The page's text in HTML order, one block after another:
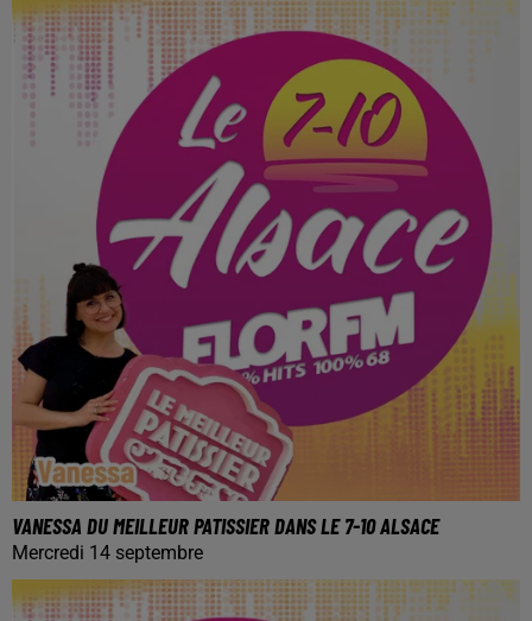
VANESSA DU MEILLEUR PATISSIER DANS LE 7-10 ALSACE
Mercredi 14 septembre